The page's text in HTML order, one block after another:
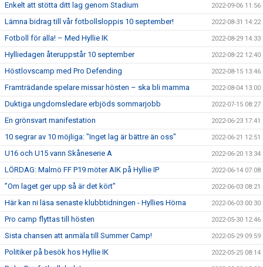
Enkelt att stötta ditt lag genom Stadium 2022-09-06 11:56
Lämna bidrag till vår fotbollsloppis 10 september! 2022-08-31 14:22
Fotboll för alla! – Med Hyllie IK 2022-08-29 14:33
Hylliedagen återuppstår 10 september 2022-08-22 12:40
Höstlovscamp med Pro Defending 2022-08-15 13:46
Framträdande spelare missar hösten – ska bli mamma 2022-08-04 13:00
Duktiga ungdomsledare erbjöds sommarjobb 2022-07-15 08:27
En grönsvart manifestation 2022-06-23 17:41
10 segrar av 10 möjliga: "Inget lag är bättre än oss" 2022-06-21 12:51
U16 och U15 vann Skåneserie A 2022-06-20 13:34
LÖRDAG: Malmö FF P19 möter AIK på Hyllie IP 2022-06-14 07:08
”Om laget ger upp så är det kört” 2022-06-03 08:21
Här kan ni läsa senaste klubbtidningen - Hyllies Hörna 2022-06-03 00:30
Pro camp flyttas till hösten 2022-05-30 12:46
Sista chansen att anmäla till Summer Camp! 2022-05-29 09:59
Politiker på besök hos Hyllie IK 2022-05-25 08:14